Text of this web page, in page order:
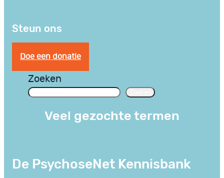
Steun ons
Doe een donatie
Zoeken
Veel gezochte termen
De PsychoseNet Kennisbank